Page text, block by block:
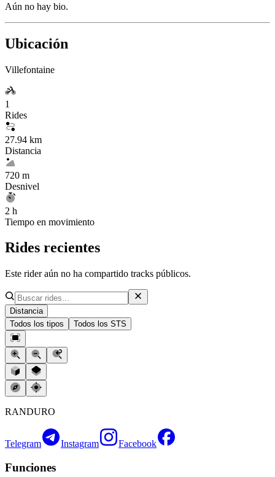
Aún no hay bio.
Ubicación
Villefontaine
1
Rides
27.94 km
Distancia
720 m
Desnivel
2 h
Tiempo en movimiento
Rides recientes
Este rider aún no ha compartido tracks públicos.
Distancia
Todos los tipos
Todos los STS
RANDURO
Telegram Instagram Facebook
Funciones